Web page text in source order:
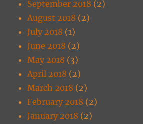
September 2018 (2)
August 2018 (2)
July 2018 (1)
June 2018 (2)
May 2018 (3)
April 2018 (2)
March 2018 (2)
February 2018 (2)
January 2018 (2)